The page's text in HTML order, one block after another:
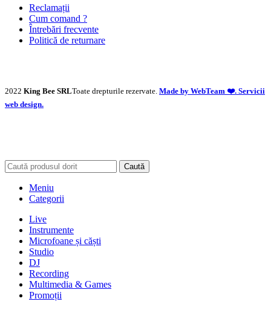
Reclamații
Cum comand ?
Întrebări frecvente
Politică de returnare
2022 King Bee SRLToate drepturile rezervate. Made by WebTeam ❤️. Servicii
web design.
Caută
Meniu
Categorii
Live
Instrumente
Microfoane și căști
Studio
DJ
Recording
Multimedia & Games
Promoții